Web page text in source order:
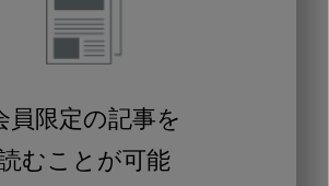
員限定の記事を
むことが可能